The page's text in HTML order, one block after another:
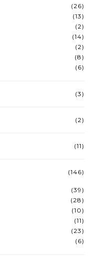
(26)
(13)
(2)
(14)
(2)
(8)
(6)
(3)
(2)
(11)
(146)
(39)
(28)
(10)
(11)
(23)
(6)